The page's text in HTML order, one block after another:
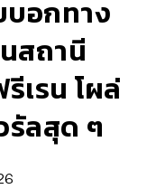
บอกทาง
สถานี
เรน โผล่
รัลสุด ๆ